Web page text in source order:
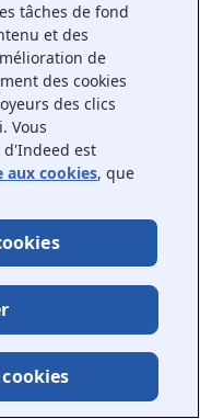
tâches de fond
et des
de
des cookies
des clics
Vous
d'Indeed est
aux cookies, que